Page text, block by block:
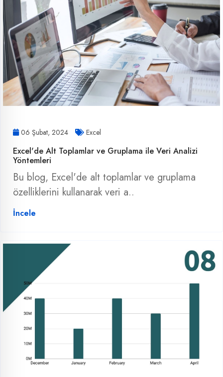
06 Şubat, 2024 Excel
Excel'de Alt Toplamlar ve Gruplama ile Veri Analizi
Yöntemleri
Bu blog, Excel'de alt toplamlar ve gruplama
özelliklerini kullanarak veri a..
İncele